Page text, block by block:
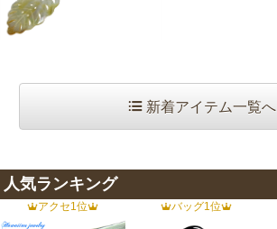
新着アイテム一覧へ
人気ランキング
アクセ1位 バッグ1位